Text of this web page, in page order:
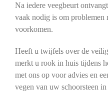
Na iedere veegbeurt
vaak nodig is om problemen
voorkomen.
Heeft u twijfels over de
merkt u rook in huis tijdens
met ons op voor advies en
vegen van uw schoorsteen